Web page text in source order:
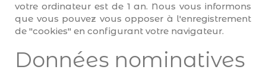
votre ordinateur est de 1 an. Nous vous informons
que vous pouvez vous opposer à l'enregistrement
de "cookies" en configurant votre navigateur.
Données nominatives